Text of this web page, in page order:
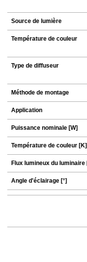
Source de lumière
Température de couleur
Type de diffuseur
Méthode de montage
Application
Puissance nominale [W]
Température de couleur [K]
Flux lumineux du luminaire
Angle d'éclairage [°]